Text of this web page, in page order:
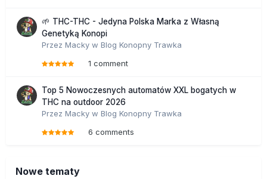
🌱 THC-THC - Jedyna Polska Marka z Własną
Genetyką Konopi
Przez Macky w Blog Konopny Trawka
1 comment
Top 5 Nowoczesnych automatów XXL bogatych w
THC na outdoor 2026
Przez Macky w Blog Konopny Trawka
6 comments
Nowe tematy